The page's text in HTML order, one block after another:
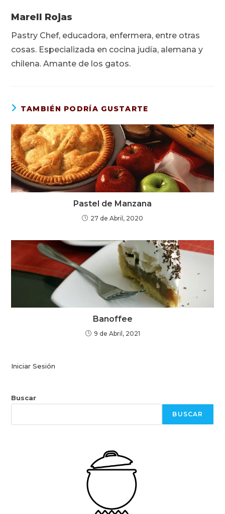
Marell Rojas
Pastry Chef, educadora, enfermera, entre otras
cosas. Especializada en cocina judía, alemana y
chilena. Amante de los gatos.
TAMBIÉN PODRÍA GUSTARTE
Pastel de Manzana
27 de Abril, 2020
Banoffee
9 de Abril, 2021
Iniciar Sesión
Buscar
BUSCAR